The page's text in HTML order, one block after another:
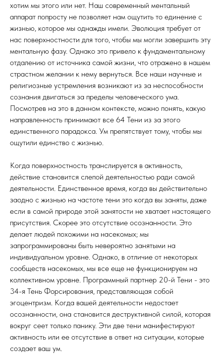
хотим мы этого или нет. Наш современный ментальный
аппарат попросту не позволяет нам ощутить то единение с
жизнью, которое мы однажды имели. Эволюция требует от
нас поверхностности для того, чтобы мы могли завершить эту
ментальную фазу. Однако это привело к фундаментальному
отдалению от источника самой жизни, что отражено в нашем
страстном желании к нему вернуться. Все наши научные и
религиозные устремления возникают из за неспособности
сознания двигаться за пределы человеческого ума.
Посмотрев на это в данном контексте, можно понять, какую
направленность принимают все 64 Тени из за этого
единственного парадокса. Ум препятствует тому, чтобы мы
ощутили единство с жизнью.
Когда поверхностность транслируется в активность,
действие становится слепой деятельностью ради самой
деятельности. Единственное время, когда вы действительно
заодно с жизнью на частоте тени это когда вы заняты, даже
если в самой природе этой занятости не хватает настоящего
присутствия. Скорее это отсутствие осознанности. Это
делает людей похожими на насекомых; мы
запрограммированы быть невероятно занятыми на
индивидуальном уровне. Однако, в отличие от некоторых
сообществ насекомых, мы все еще не функционируем на
коллективном уровне. Программный партнер 20-й Тени - это
34-я Тень Форсирования, представляющая собой
эгоцентризм. Когда вашей деятельности недостает
осознанности, она становится деструктивной силой, которая
вокруг сеет только панику. Эти две тени манифестируют
активность или ее отсутствие в ответ на ситуации, которые
создает ваш ум.